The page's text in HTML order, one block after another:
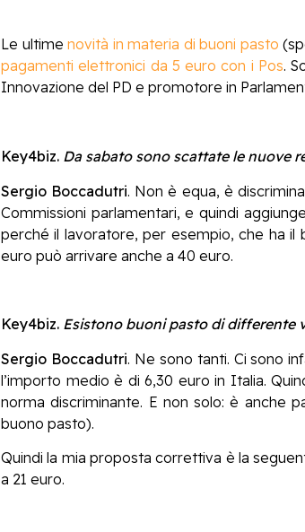
Le ultimenovità in materia di buoni pasto
pagamenti elettronici da 5 euro con i Pos.
Innovazione del PD e promotore in
Key4biz. Da sabato sono scattate le nuove
Sergio Boccadutri. Non è equa, è
Commissioni parlamentari, e quindi
perché il lavoratore, per esempio, che ha
euro può arrivare anche a 40 euro.
Key4biz. Esistono buoni pasto di differente
Sergio Boccadutri. Ne sono tanti. Ci sono
l’importo medio è di 6,30 euro in Italia.
norma discriminante. E non solo: è anche
buono pasto).
Quindi la mia proposta correttiva è la
a 21 euro.